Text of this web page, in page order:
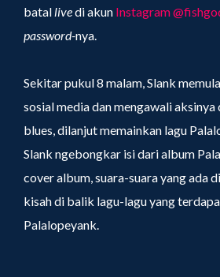
batal livedi akun Instagram
password-nya.
Sekitar pukul 8 malam, Slank
sosial media dan mengawali aksinya
blues, dilanjut memainkan lagu
Slank ngebongkar isi dari album
cover album, suara-suara yang ada
kisah di balik lagu-lagu yang
Palalopeyank.